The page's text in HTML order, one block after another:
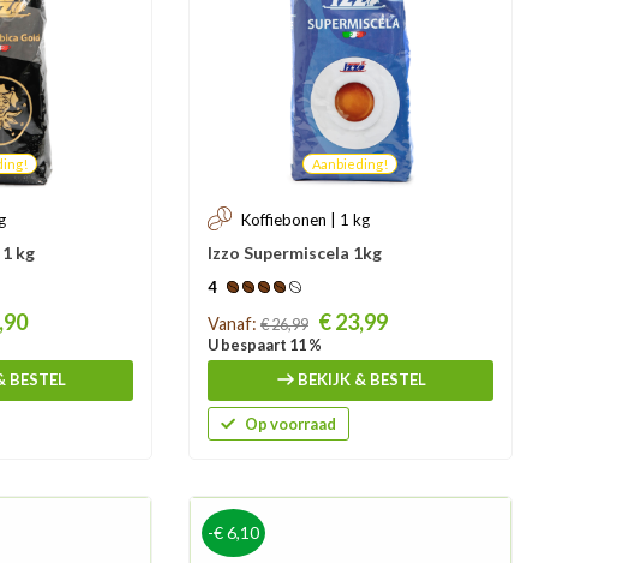
kg
BESTEL
Aanbieding!
Koffiebonen | 1 kg
Izzo Supermiscela 1kg
4
Prijs
Vanaf: € 26,99 € 23,99
U bespaart 11 %
BEKIJK & BESTEL
Op voorraad
-€ 6,10